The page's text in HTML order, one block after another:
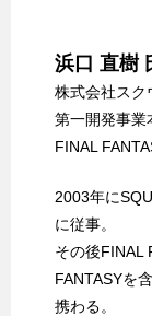
浜口 直樹
株式会社スク
第一開発事業
FINAL
2003年に
に従事。
その後FINAL
FANTASYを
携わる。